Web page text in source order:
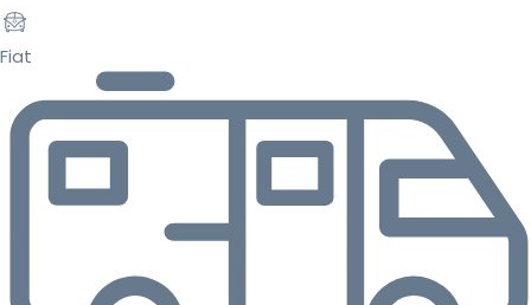
Fiat